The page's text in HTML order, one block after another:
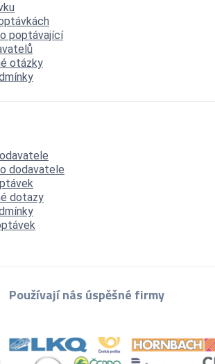
poptávající
otázky
dodavatele
dotazy
Používají nás úspěšné firmy